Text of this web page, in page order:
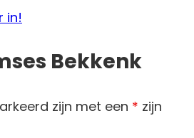
in!
Bekkenk
zijn met een * zijn